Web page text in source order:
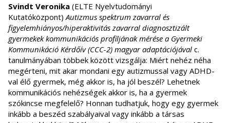
Svindt Veronika (ELTE Nyelvtudományi
Kutatóközpont) Autizmus spektrum zavarral és
figyelemhiányos/hiperaktivitás zavarral diagnosztizált
gyermekek kommunikációs profiljának mérése a Gyermeki
Kommunikáció Kérdőív (CCC-2) magyar adaptációjával c.
tanulmányában többek között vizsgálja: Miért nehéz néha
megérteni, mit akar mondani egy autizmussal vagy ADHD-
val élő gyermek, még akkor is, ha jól beszél? Lehetnek
kommunikációs nehézségek akkor is, ha a gyermek
szókincse megfelelő? Honnan tudhatjuk, hogy egy gyermek
inkább a beszéd szabályaival vagy inkább a társas